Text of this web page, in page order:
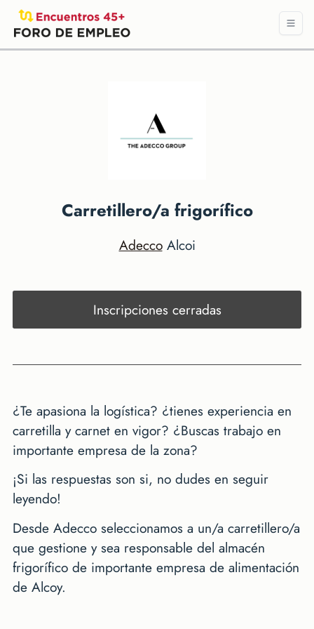
Carretillero/a frigorífico
Adecco Alcoi
Inscripciones cerradas
¿Te apasiona la logística? ¿tienes experiencia en
carretilla y carnet en vigor? ¿Buscas trabajo en
importante empresa de la zona?
¡Si las respuestas son si, no dudes en seguir
leyendo!
Desde Adecco seleccionamos a un/a carretillero/a
que gestione y sea responsable del almacén
frigorífico de importante empresa de alimentación
de Alcoy.